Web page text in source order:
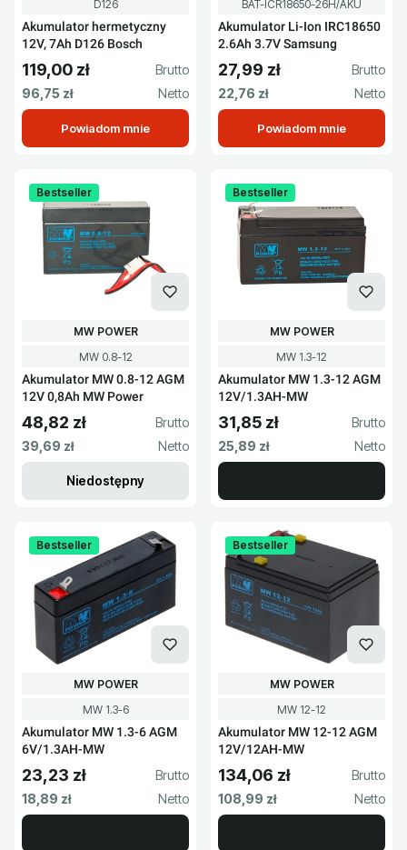
Kod produktu
D126
Akumulator hermetyczny
12V, 7Ah D126 Bosch
Cena brutto
119,00 zł
Cena netto
96,75 zł
Powiadom mnie
Kod produktu
BAT-ICR18650-26H/AKU
Akumulator Li-Ion IRC18650
2.6Ah 3.7V Samsung
Cena brutto
27,99 zł
Cena netto
22,76 zł
Powiadom mnie
Bestseller
Kod produktu
MW 0.8-12
Akumulator MW 0.8-12 AGM
12V 0,8Ah MW Power
PRODUCENT
MW POWER
Cena brutto
48,82 zł
Cena netto
39,69 zł
Niedostępny
Bestseller
Kod produktu
MW 1.3-12
Akumulator MW 1.3-12 AGM
12V/1.3AH-MW
PRODUCENT
MW POWER
Cena brutto
31,85 zł
Cena netto
25,89 zł
Bestseller
Kod produktu
MW 1.3-6
Akumulator MW 1.3-6 AGM
6V/1.3AH-MW
PRODUCENT
MW POWER
Cena brutto
23,23 zł
Cena netto
18,89 zł
Bestseller
Kod produktu
MW 12-12
Akumulator MW 12-12 AGM
12V/12AH-MW
PRODUCENT
MW POWER
Cena brutto
134,06 zł
Cena netto
108,99 zł